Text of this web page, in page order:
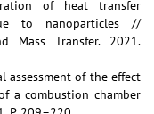
of heat transfer
to nanoparticles //
Mass Transfer. 2021.
assessment of the effect
a combustion chamber